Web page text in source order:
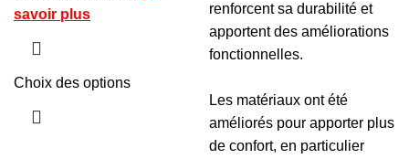
savoir plus
Choix des options
renforcent sa durabilité et
apportent des améliorations
fonctionnelles.
Les matériaux ont été
améliorés pour apporter plus
de confort, en particulier